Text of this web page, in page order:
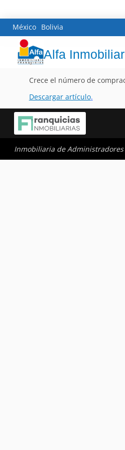
México Bolivia
Alfa
Crece el número de
Descargar artículo.
Inmobiliaria de Administradores